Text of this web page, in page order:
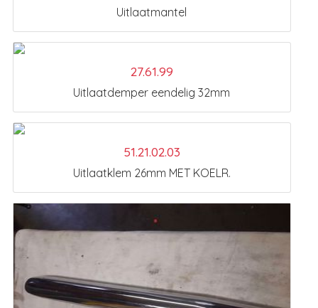
Uitlaatmantel
27.61.99
Uitlaatdemper eendelig 32mm
51.21.02.03
Uitlaatklem 26mm MET KOELR.